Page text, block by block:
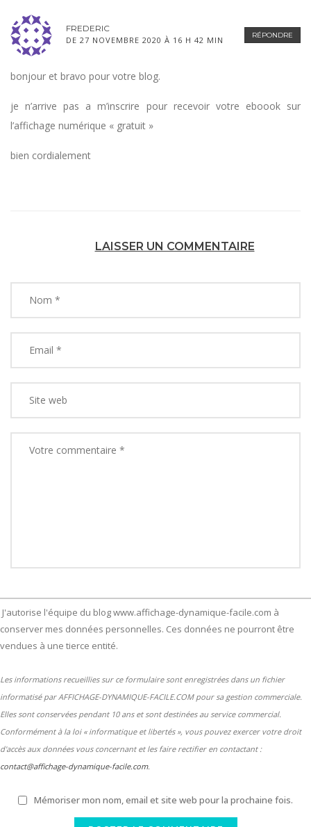
RÉPONDRE
FREDERIC
DE 27 NOVEMBRE 2020 À 16 H 42 MIN
bonjour et bravo pour votre blog.
je n’arrive pas a m’inscrire pour recevoir votre eboook sur
l’affichage numérique « gratuit »
bien cordialement
LAISSER UN COMMENTAIRE
J'autorise l'équipe du blog www.affichage-dynamique-facile.com à
conserver mes données personnelles. Ces données ne pourront être
vendues à une tierce entité.
Les informations recueillies sur ce formulaire sont enregistrées dans un fichier
informatisé par AFFICHAGE-DYNAMIQUE-FACILE.COM pour sa gestion commerciale.
Elles sont conservées pendant 10 ans et sont destinées au service commercial.
Conformément à la loi « informatique et libertés », vous pouvez exercer votre droit
d'accès aux données vous concernant et les faire rectifier en contactant :
contact@affichage-dynamique-facile.com.
Mémoriser mon nom, email et site web pour la prochaine fois.